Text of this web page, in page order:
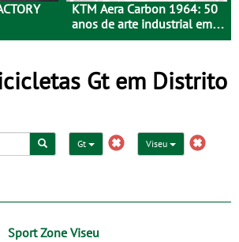
KTM Aera Carbon 1964: 50
anos de arte industrial em
carbono
Gt em Distrito
Gt Viseu
Sport Zone Viseu